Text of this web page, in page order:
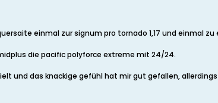
einmal zur signum pro tornado 1,17 und einmal zu
die pacific polyforce extreme mit 24/24.
und das knackige gefühl hat mir gut gefallen,